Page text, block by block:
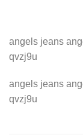
angels jeans
qvzj9u
angels jeans
qvzj9u